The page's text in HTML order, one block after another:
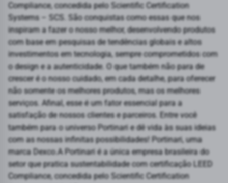
Compliance, concedida pelo Scientific Certification
Systems – SCS. São conquistas como essas que nos
inspiram a fazer o nosso melhor, desenvolvendo produtos
com base em pesquisas de tendências globais e altos
investimentos em tecnologia, sempre comprometidos com
o design e a autenticidade. O que também não para de
crescer é o nosso cuidado, em cada detalhe, para oferecer
não somente os melhores produtos, mas os melhores
serviços. Afinal, esse é um fator essencial para a
satisfação de nossos clientes e parceiros. Entre você
também para o universo Portinari e dê vida às suas ideias
com as nossas infinitas possibilidades! Portinari, uma
marca Dexco.A Portinari é a única empresa brasileira do
setor que pratica sustentabilidade com certificação LEED
Compliance, concedida pelo Scientific Certification